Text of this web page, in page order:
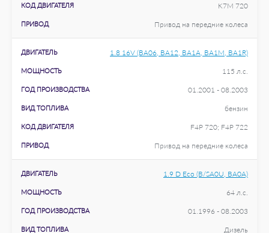
КОД ДВИГАТЕЛЯ K7M 720
ПРИВОД Привод на передние колеса
ДВИГАТЕЛЬ 1.8 16V (BA06, BA12, BA1A, BA1M, BA1R)
МОЩНОСТЬ 115 л.с.
ГОД ПРОИЗВОДСТВА 01.2001 - 08.2003
ВИД ТОПЛИВА бензин
КОД ДВИГАТЕЛЯ F4P 720; F4P 722
ПРИВОД Привод на передние колеса
ДВИГАТЕЛЬ 1.9 D Eco (B/SA0U, BA0A)
МОЩНОСТЬ 64 л.с.
ГОД ПРОИЗВОДСТВА 01.1996 - 08.2003
ВИД ТОПЛИВА Дизель